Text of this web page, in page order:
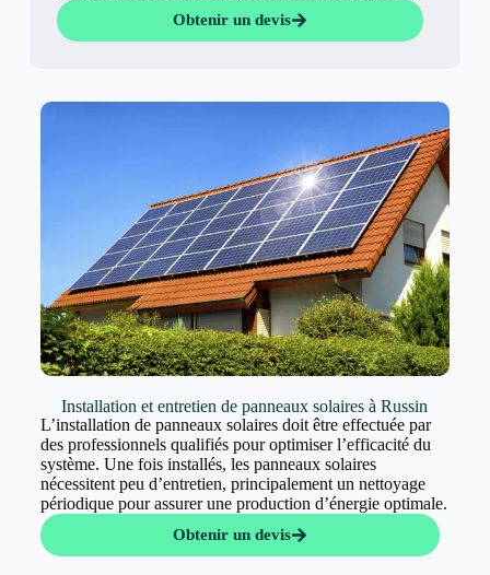
Obtenir un devis
Installation et entretien de panneaux solaires à Russin
L’installation de panneaux solaires doit être effectuée par
des professionnels qualifiés pour optimiser l’efficacité du
système. Une fois installés, les panneaux solaires
nécessitent peu d’entretien, principalement un nettoyage
périodique pour assurer une production d’énergie optimale.
Obtenir un devis